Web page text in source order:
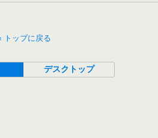
トップに戻る
デスクトップ